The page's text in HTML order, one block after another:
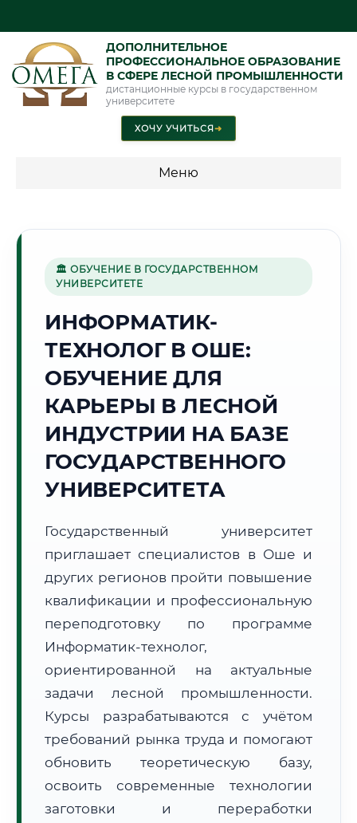
ДОПОЛНИТЕЛЬНОЕ
ПРОФЕССИОНАЛЬНОЕ ОБРАЗОВАНИЕ
В СФЕРЕ ЛЕСНОЙ ПРОМЫШЛЕННОСТИ
дистанционные курсы в государственном
университете
ХОЧУ УЧИТЬСЯ➜
Меню
промышленность"
🌄
Г. ОШ
Точное местное время:
01:40:45
Вторник, 11 Августа
Погода в г. Ош:
🌅 Восход:06:14
📍 Региональная справка г. Ош
+996 (3222)
Почтовые индексы:
714000–714025
Часовой пояс:
Формат учебы:
Дистанционно
🗺️ Зона обслуживания: г. Ош
🏛 ОБУЧЕНИЕ В ГОСУДАРСТВЕННОМ
УНИВЕРСИТЕТЕ
ИНФОРМАТИК-
ТЕХНОЛОГ В ОШЕ:
ОБУЧЕНИЕ ДЛЯ
КАРЬЕРЫ В ЛЕСНОЙ
ИНДУСТРИИ НА БАЗЕ
ГОСУДАРСТВЕННОГО
УНИВЕРСИТЕТА
Государственный университет
приглашает специалистов в Оше и
других регионов пройти повышение
квалификации и профессиональную
переподготовку по программе
Информатик-технолог,
ориентированной на актуальные
задачи лесной промышленности.
Курсы разрабатываются с учётом
требований рынка труда и помогают
обновить теоретическую базу,
освоить современные технологии
заготовки и переработки